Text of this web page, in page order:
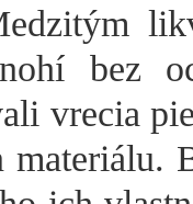
bez
vrecia